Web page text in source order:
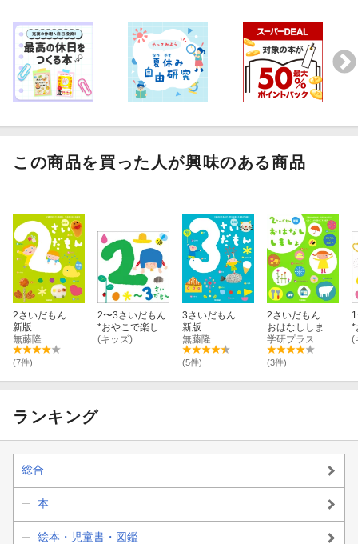
この商品を買った人が興味のある商品
2さいだもん
新版
無藤隆
(7件)
2〜3さいだもん
*おやこで楽しむ
歌あそび*
(キッズ)
3さいだもん
新版
無藤隆
(5件)
2さいだもん
おはなししまし
ょ 新版
学研プラス
(3件)
*
(
ランキング
総合
本
絵本・児童書・図鑑